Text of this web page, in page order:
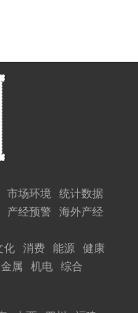
市场环境
统计数据
产经预警
海外产经
化 消费 能源
健康
金属 机电 综合